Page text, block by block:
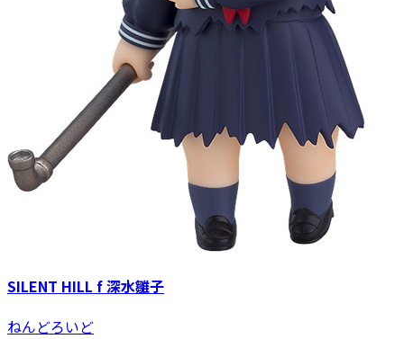
SILENT HILL f 深水雛子
ねんどろいど